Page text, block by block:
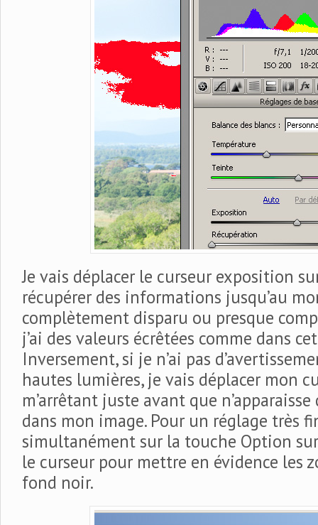
Je vais déplacer le curseur exposition
récupérer des informations jusqu’au
complètement disparu ou presque
j’ai des valeurs écrêtées comme dans
Inversement, si je n’ai pas
hautes lumières, je vais déplacer mon
m’arrêtant juste avant que
dans mon image. Pour un réglage très
simultanément sur la touche Option
le curseur pour mettre en évidence les
fond noir.